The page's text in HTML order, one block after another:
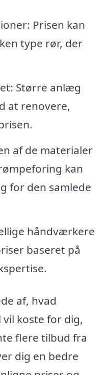
Prisen kan
type rør, der
Større anlæg
at renovere,
af de materialer
kan
for den samlede
håndværkere
baseret på
af, hvad
koste for dig,
flere tilbud fra
dig en bedre